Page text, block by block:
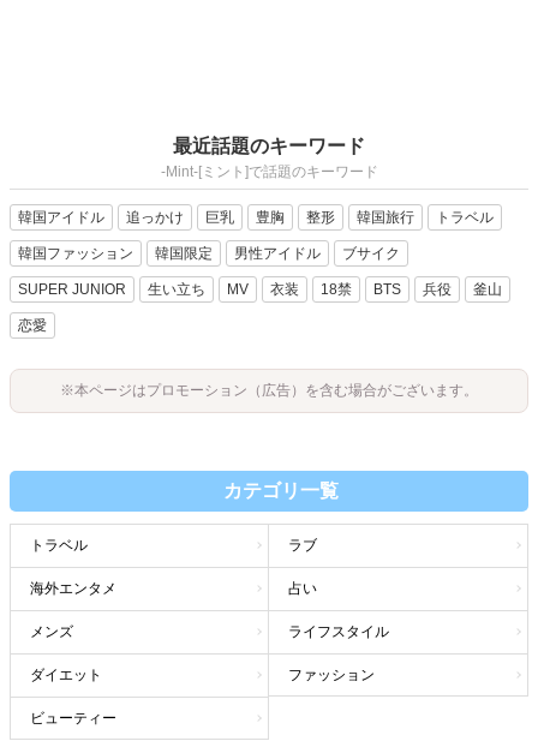
最近話題のキーワード
-Mint-[ミント]で話題のキーワード
韓国アイドル 追っかけ 巨乳 豊胸 整形 韓国旅行 トラベル
韓国ファッション 韓国限定 男性アイドル ブサイク
SUPER JUNIOR 生い立ち MV 衣装 18禁 BTS 兵役 釜山
恋愛
※本ページはプロモーション（広告）を含む場合がございます。
カテゴリ一覧
トラベル ラブ
海外エンタメ 占い
メンズ ライフスタイル
ダイエット ファッション
ビューティー